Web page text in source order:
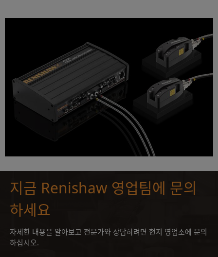
지금 Renishaw 영업팀에 문의
하세요
자세한 내용을 알아보고 전문가와 상담하려면 현지 영업소에 문의
하십시오.